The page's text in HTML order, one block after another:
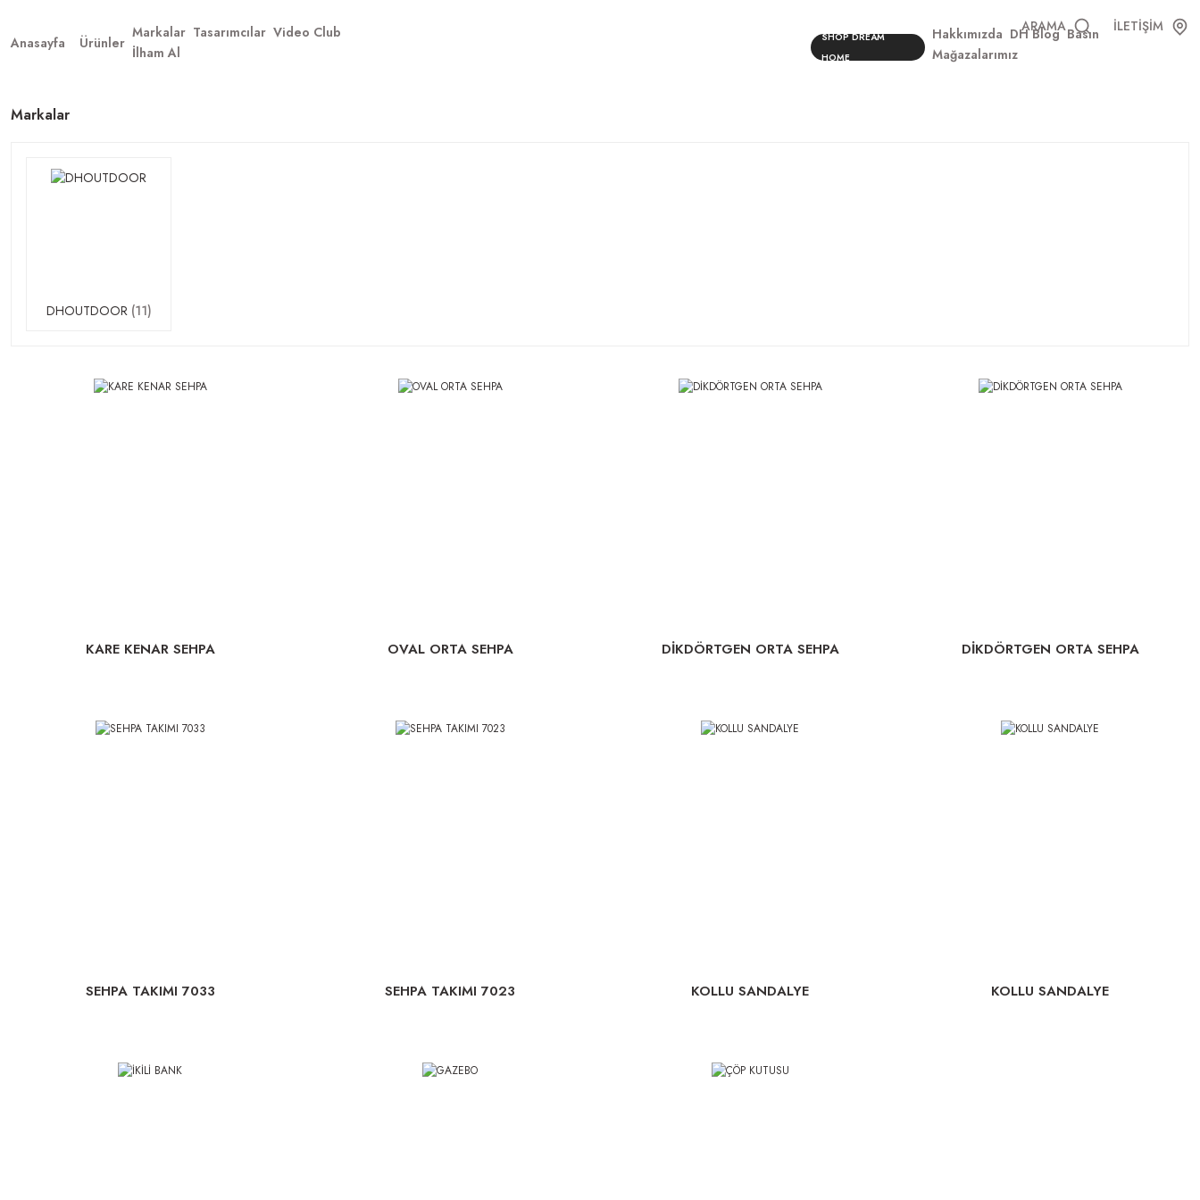
ARAMA
İLETİŞİM
Anasayfa
Ürünler
Markalar Tasarımcılar Video Club
İlham Al
SHOP DREAM
HOME
Hakkımızda DH Blog Basın
Mağazalarımız
Markalar
DHOUTDOOR (11)
KARE KENAR SEHPA OVAL ORTA SEHPA DİKDÖRTGEN ORTA SEHPA DİKDÖRTGEN ORTA SEHPA
SEHPA TAKIMI 7033 SEHPA TAKIMI 7023 KOLLU SANDALYE KOLLU SANDALYE